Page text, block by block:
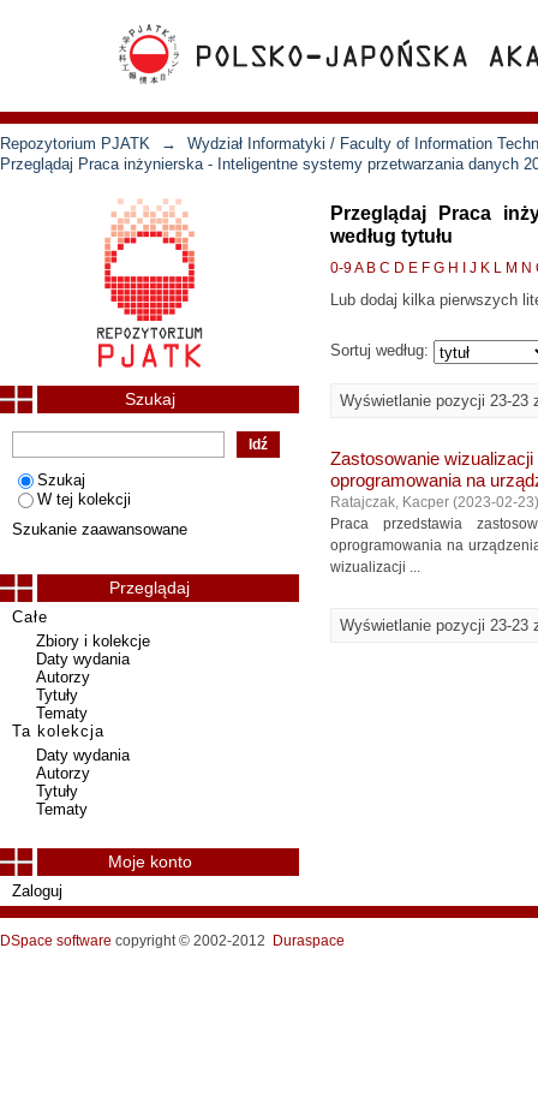
Repozytorium PJATK →
Wydział Informatyki / Faculty of Information
Przeglądaj Praca inżynierska - Inteligentne systemy przetwarzania danych
Przeglądaj Praca
według tytułu
0-9A B C D E F G H J K L M N
Lub dodaj kilka pierwszych
Sortuj według:
Wyświetlanie pozycji 23-23
Zastosowanie
oprogramowania na
Ratajczak, Kacper (2023-02-23)
Praca przedstawia
oprogramowania na
wizualizacji ...
Wyświetlanie pozycji 23-23
Szukaj
Szukaj
W tej kolekcji
Szukanie zaawansowane
Przeglądaj
Całe
Zbiory i kolekcje
Daty wydania
Autorzy
Tytuły
Tematy
Ta kolekcja
Daty wydania
Autorzy
Tytuły
Tematy
Moje konto
Zaloguj
DSpace software copyright © 2002-2012 Duraspace